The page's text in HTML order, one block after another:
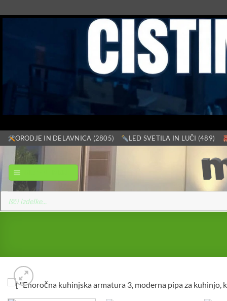
Skoči
vsebino
ORODJE IN DELAVNICA (2805) LED SVETILA IN LUČI (489)
Products
search